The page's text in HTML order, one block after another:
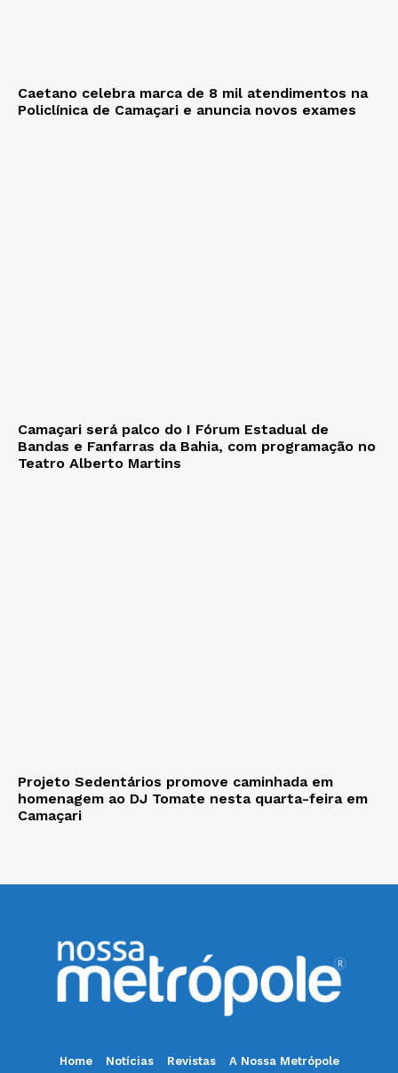
Caetano celebra marca de 8 mil atendimentos na
Policlínica de Camaçari e anuncia novos exames
Camaçari será palco do I Fórum Estadual de
Bandas e Fanfarras da Bahia, com programação no
Teatro Alberto Martins
Projeto Sedentários promove caminhada em
homenagem ao DJ Tomate nesta quarta-feira em
Camaçari
Home Notícias Revistas A Nossa Metrópole